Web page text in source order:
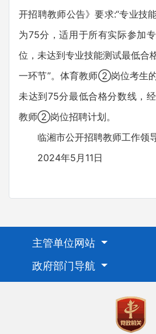
开招聘教师公告》要求:“专业技
为75分，适用于所有实际参加
位，未达到专业技能测试最低合
一环节”。体育教师②岗位考生
未达到75分最低合格分数线，
教师②岗位招聘计划。
临湘市公开招聘教师工作领
2024年5月11日
主管单位网站
政府部门导航